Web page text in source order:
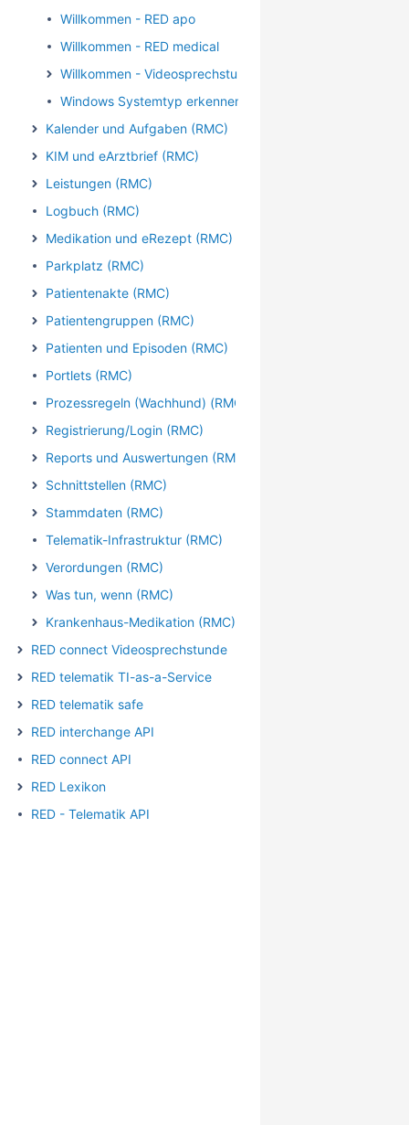
Willkommen - RED apo
Willkommen - RED medical
Willkommen - Videosprechstunde
Windows Systemtyp erkennen
Kalender und Aufgaben (RMC)
KIM und eArztbrief (RMC)
Leistungen (RMC)
Logbuch (RMC)
Medikation und eRezept (RMC)
Parkplatz (RMC)
Patientenakte (RMC)
Patientengruppen (RMC)
Patienten und Episoden (RMC)
Portlets (RMC)
Prozessregeln (Wachhund) (RMC)
Registrierung/Login (RMC)
Reports und Auswertungen (RMC)
Schnittstellen (RMC)
Stammdaten (RMC)
Telematik-Infrastruktur (RMC)
Verordungen (RMC)
Was tun, wenn (RMC)
Krankenhaus-Medikation (RMC)
RED connect Videosprechstunde
RED telematik TI-as-a-Service
RED telematik safe
RED interchange API
RED connect API
RED Lexikon
RED - Telematik API